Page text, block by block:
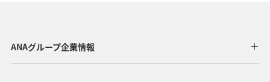
アプリ ワイン
ANAグループ企業情報